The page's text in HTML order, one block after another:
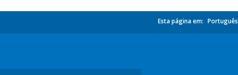
Esta página em: Português